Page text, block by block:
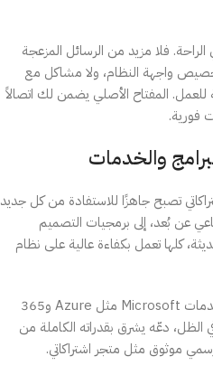
فلا مزيد من الرسائل المزعجة
واجهة النظام، ولا مشاكل مع
للعمل. المفتاح الأصلي يضمن لك اتصالاً
فورية.
والخدمات
من متجر اشتراكاتي تصبح جاهزًا للاستفادة من كل جديد
عن بُعد، إلى برمجيات التصميم
كلها تعمل بكفاءة عالية على نظام
التوافق أيضاً يشمل دعم السحابة، وخدمات Microsoft مثل Azure و365
الظل، دعّه يشرق بقدراته الكاملة من